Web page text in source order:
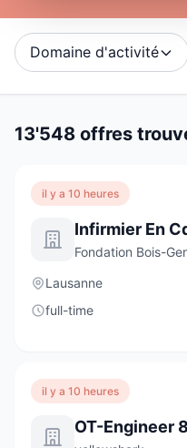
Domaine d'activité
13'548 offres
il y a 10 heures
Fondation Bois-
Lausanne
full-time
il y a 10 heures
OT-Engineer